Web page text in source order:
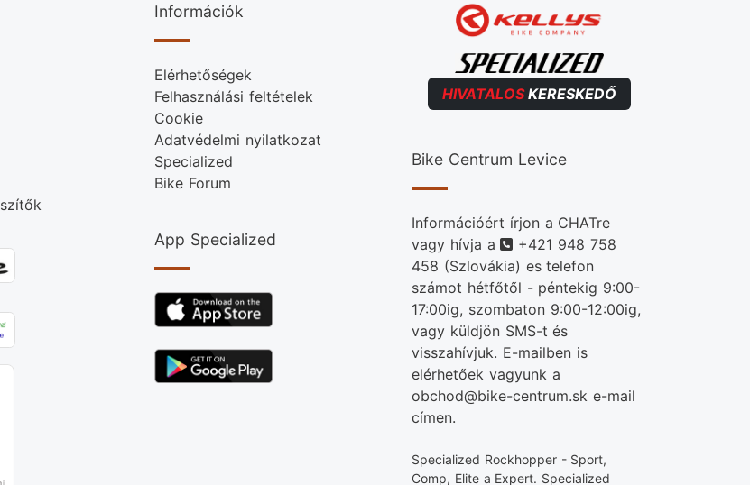
Információk
Elérhetőségek
Felhasználási feltételek
Cookie
Adatvédelmi nyilatkozat
Specialized
Bike Forum
App Specialized
HIVATALOSKERESKEDŐ
Bike Centrum Levice
Információért írjon a CHATre
vagy hívja a
Telefonszám
+421 948 758
458 (Szlovákia) es telefon
számot hétfőtől - péntekig 9:00-
17:00ig, szombaton 9:00-12:00ig,
vagy küldjön SMS-t és
visszahívjuk. E-mailben is
elérhetőek vagyunk a
obchod@bike-centrum.sk e-mail
címen.
Specialized Rockhopper - Sport,
Comp, Elite a Expert. Specialized